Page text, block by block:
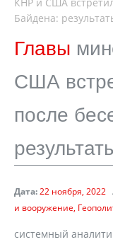
Байдена:
Главы
США
после
Дата:22 ноября, 2022
и вооружение
системный